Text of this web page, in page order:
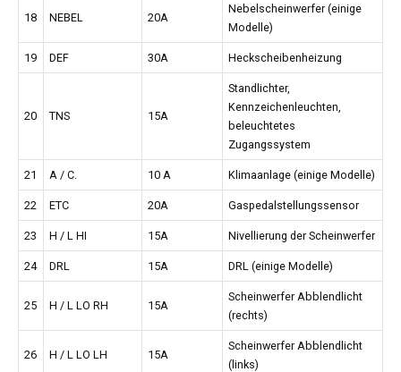
18 NEBEL 20A
Nebelscheinwerfer (einige
Modelle)
19 DEF 30A Heckscheibenheizung
20 TNS 15A
Standlichter,
Kennzeichenleuchten,
beleuchtetes
Zugangssystem
21 A / C. 10 A Klimaanlage (einige Modelle)
22 ETC 20A Gaspedalstellungssensor
23 H / L HI 15A Nivellierung der Scheinwerfer
24 DRL 15A DRL (einige Modelle)
25 H / L LO RH 15A
Scheinwerfer Abblendlicht
(rechts)
26 H / L LO LH 15A
Scheinwerfer Abblendlicht
(links)